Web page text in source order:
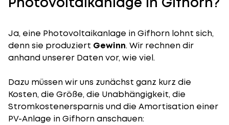
Ja, eine Photovoltaikanlage in Gifhorn lohnt sich,
denn sie produziert Gewinn. Wir rechnen dir
anhand unserer Daten vor, wie viel.
Dazu müssen wir uns zunächst ganz kurz die
Kosten, die Größe, die Unabhängigkeit, die
Stromkostenersparnis und die Amortisation einer
PV-Anlage in Gifhorn anschauen: